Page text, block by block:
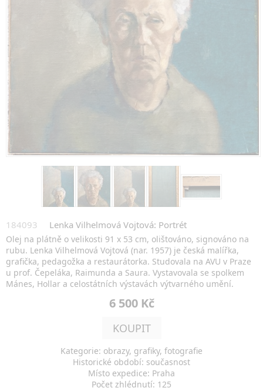
184093 Lenka Vilhelmová Vojtová: Portrét
Olej na plátně o velikosti 91 x 53 cm, olištováno, signováno na
rubu. Lenka Vilhelmová Vojtová (nar. 1957) je česká malířka,
grafička, pedagožka a restaurátorka. Studovala na AVU v Praze
u prof. Čepeláka, Raimunda a Saura. Vystavovala se spolkem
Mánes, Hollar a celostátních výstavách výtvarného umění.
6 500 Kč
KOUPIT
Kategorie: obrazy, grafiky, fotografie
Historické období: současnost
Místo expedice: Praha
Počet zhlédnutí: 125